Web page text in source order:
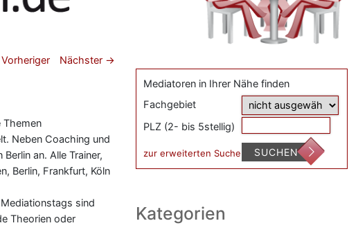
Vorheriger Nächster →
Themen
Neben Coaching und
an. Alle Trainer,
Berlin, Frankfurt, Köln
sind
Theorien oder
Mediatoren in Ihrer Nähe finden
Fachgebiet
PLZ (2- bis 5stellig)
zur erweiterten Suche SUCHEN
Kategorien